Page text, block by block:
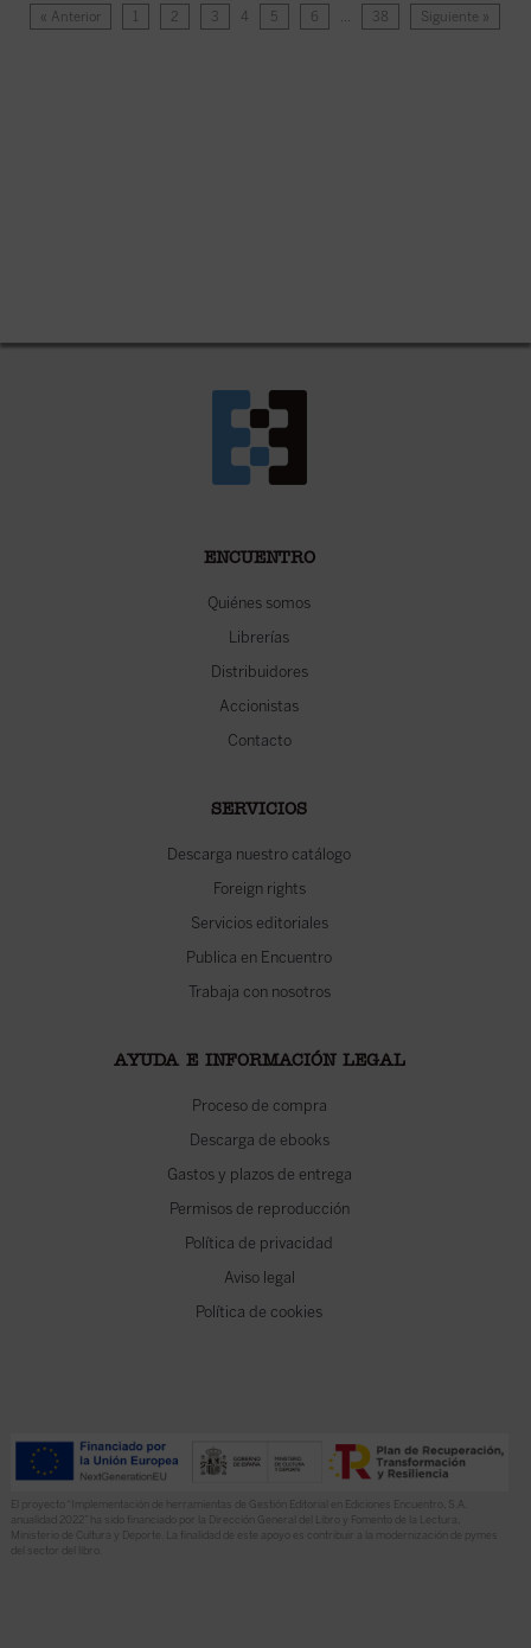
« Anterior 1 2 3 4 5 6 … 38 Siguiente »
ENCUENTRO
Quiénes somos
Librerías
Distribuidores
Accionistas
Contacto
SERVICIOS
Descarga nuestro catálogo
Foreign rights
Servicios editoriales
Publica en Encuentro
Trabaja con nosotros
AYUDA E INFORMACIÓN LEGAL
Proceso de compra
Descarga de ebooks
Gastos y plazos de entrega
Permisos de reproducción
Política de privacidad
Aviso legal
Política de cookies
El proyecto “Implementación de herramientas de Gestión Editorial en Ediciones Encuentro, S.A.
anualidad 2022” ha sido financiado por la Dirección General del Libro y Fomento de la Lectura,
Ministerio de Cultura y Deporte. La finalidad de este apoyo es contribuir a la modernización de pymes
del sector del libro.